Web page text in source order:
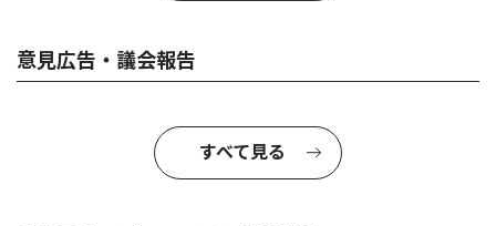
意見広告・議会報告
すべて見る